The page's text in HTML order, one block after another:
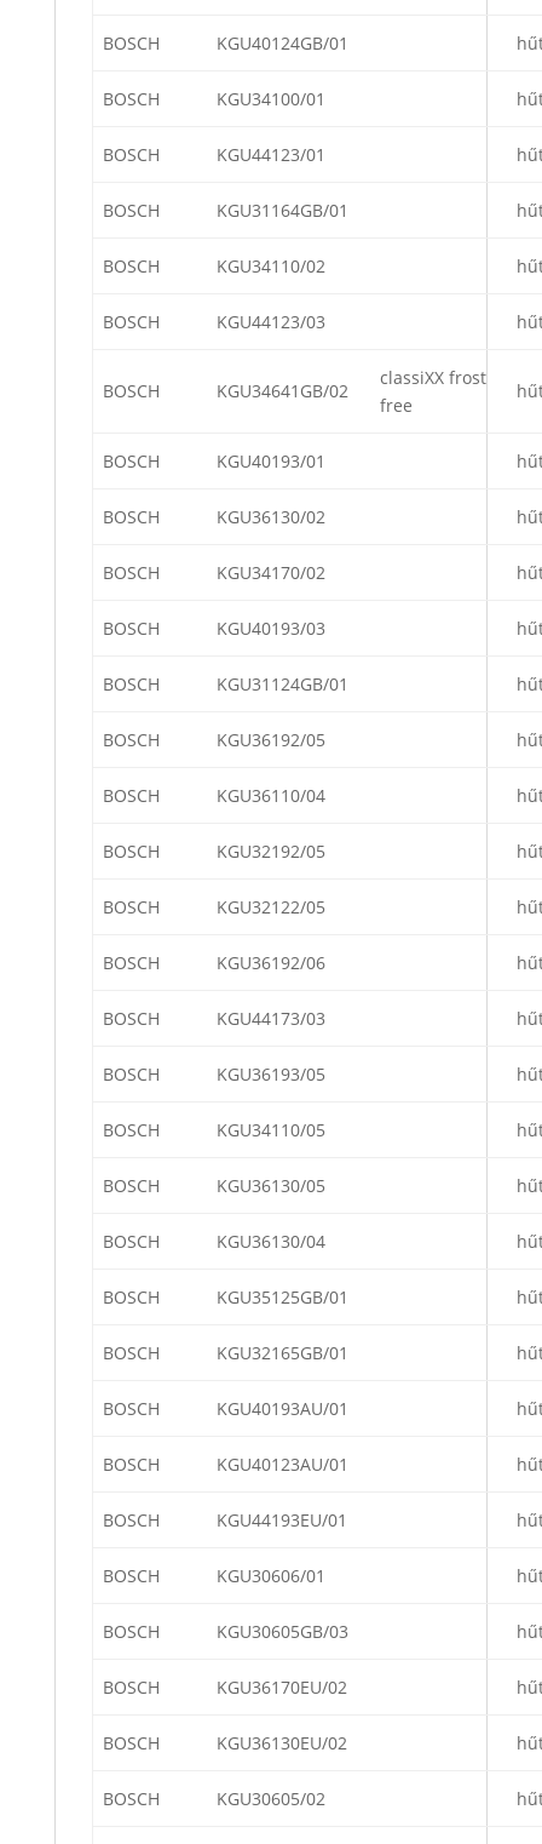
BOSCH KGU40124GB/01
BOSCH KGU34100/01
BOSCH KGU44123/01
BOSCH KGU31164GB/01
BOSCH KGU34110/02
BOSCH KGU44123/03
BOSCH KGU34641GB/02
classiXX frost
free
BOSCH KGU40193/01
BOSCH KGU36130/02
BOSCH KGU34170/02
BOSCH KGU40193/03
BOSCH KGU31124GB/01
BOSCH KGU36192/05
BOSCH KGU36110/04
BOSCH KGU32192/05
BOSCH KGU32122/05
BOSCH KGU36192/06
BOSCH KGU44173/03
BOSCH KGU36193/05
BOSCH KGU34110/05
BOSCH KGU36130/05
BOSCH KGU36130/04
BOSCH KGU35125GB/01
BOSCH KGU32165GB/01
BOSCH KGU40193AU/01
BOSCH KGU40123AU/01
BOSCH KGU44193EU/01
BOSCH KGU30606/01
BOSCH KGU30605GB/03
BOSCH KGU36170EU/02
BOSCH KGU36130EU/02
BOSCH KGU30605/02